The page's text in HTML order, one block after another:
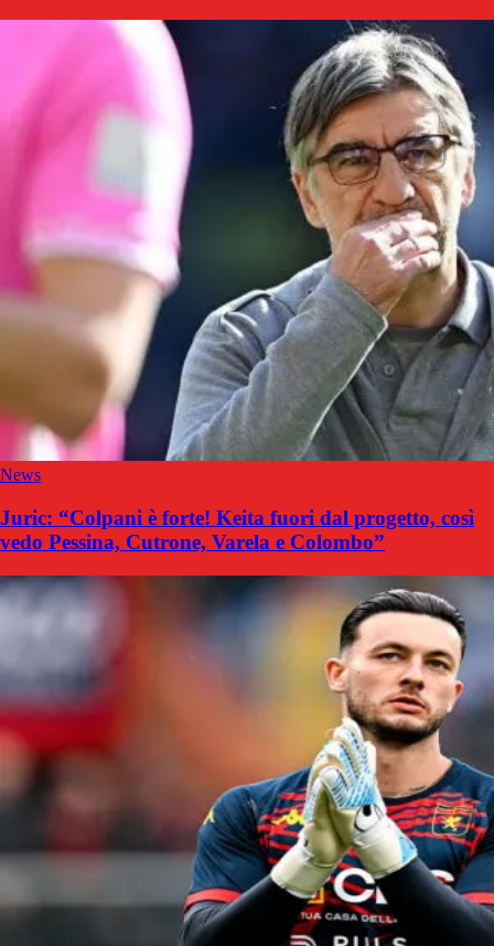
News
Juric: “Colpani è forte! Keita fuori dal progetto, così
vedo Pessina, Cutrone, Varela e Colombo”